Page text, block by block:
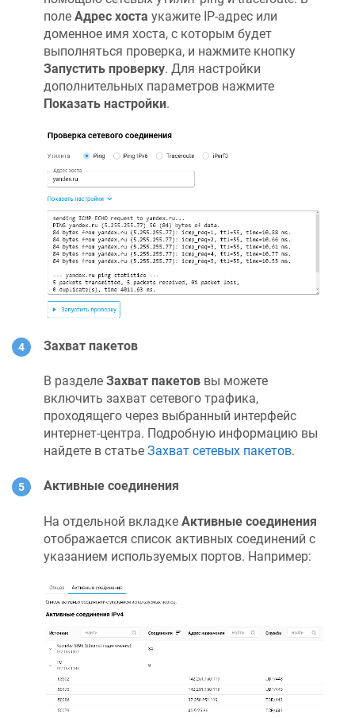
поле Адрес хоста укажите IP-адрес или
доменное имя хоста, с которым будет
выполняться проверка, и нажмите кнопку
Запустить проверку. Для настройки
дополнительных параметров нажмите
Показать настройки.
Захват пакетов
В разделе Захват пакетов вы можете
включить захват сетевого трафика,
проходящего через выбранный интерфейс
интернет-центра. Подробную информацию вы
найдете в статье Захват сетевых пакетов.
Активные соединения
На отдельной вкладке Активные соединения
отображается список активных соединений с
указанием используемых портов. Например: